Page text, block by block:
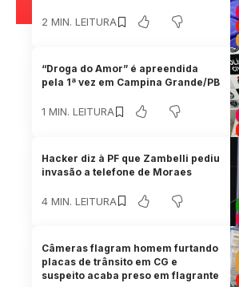
2 MIN. LEITURA
“Droga do Amor” é apreendida
pela 1ª vez em Campina Grande/PB
1 MIN. LEITURA
Hacker diz à PF que Zambelli pediu
invasão a telefone de Moraes
4 MIN. LEITURA
Câmeras flagram homem furtando
placas de trânsito em CG e
suspeito acaba preso em flagrante